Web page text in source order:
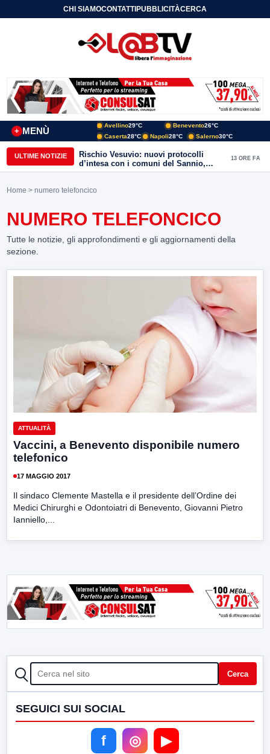
CHI SIAMOCONTATTIPUBBLICITÀCERCA
MENÙ
+
Avellino29°C Benevento26°C
Caserta28°C Napoli28°C Salerno30°C
ULTIME NOTIZIE
Rischio Vesuvio: nuovi protocolli
d’intesa con i comuni del Sannio,
firmato il protocollo con Arpaise
13 ORE FA
Home > numero telefoncico
NUMERO TELEFONCICO
Tutte le notizie, gli approfondimenti e gli aggiornamenti della
sezione.
ATTUALITÀ
Vaccini, a Benevento disponibile numero
telefonico
17 MAGGIO 2017
Il sindaco Clemente Mastella e il presidente dell’Ordine dei
Medici Chirurghi e Odontoiatri di Benevento, Giovanni Pietro
Ianniello,...
CERCA Cerca
SEGUICI SUI SOCIAL
f ◎ ▶